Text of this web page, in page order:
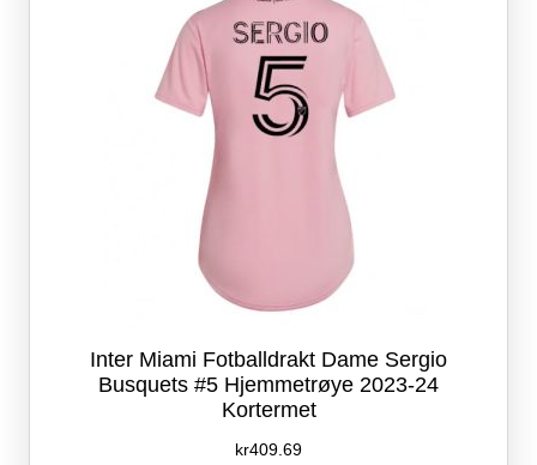
på
produktsiden
Inter Miami Fotballdrakt Dame Sergio
Busquets #5 Hjemmetrøye 2023-24
Kortermet
kr409.69